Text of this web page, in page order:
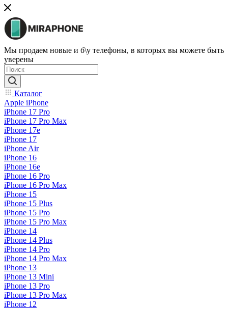
Мы продаем новые и б\у телефоны, в которых вы можете быть
уверены
Каталог
Apple iPhone
iPhone 17 Pro
iPhone 17 Pro Max
iPhone 17e
iPhone 17
iPhone Air
iPhone 16
iPhone 16e
iPhone 16 Pro
iPhone 16 Pro Max
iPhone 15
iPhone 15 Plus
iPhone 15 Pro
iPhone 15 Pro Max
iPhone 14
iPhone 14 Plus
iPhone 14 Pro
iPhone 14 Pro Max
iPhone 13
iPhone 13 Mini
iPhone 13 Pro
iPhone 13 Pro Max
iPhone 12